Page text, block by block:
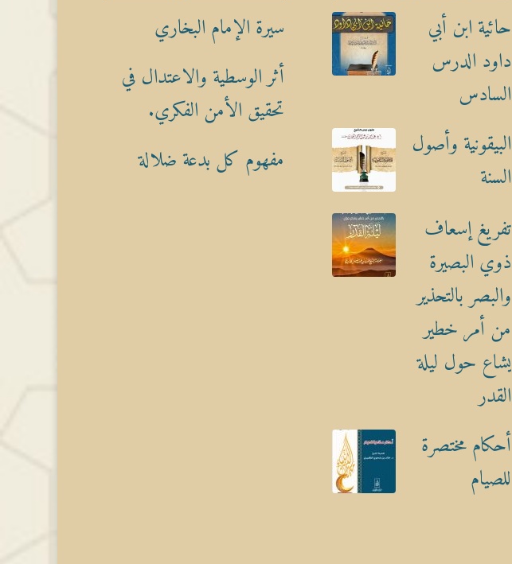
حائية ابن أبي
داود الدرس
السادس
البيقونية وأصول
السنة
تفريغ إسعاف
ذوي البصيرة
والبصر بالتحذير
من أمر خطير
يشاع حول ليلة
القدر
أحكام مختصرة
للصيام
سيرة الإمام البخاري
أثر الوسطية والاعتدال في
تحقيق الأمن الفكري.
مفهوم كل بدعة ضلالة